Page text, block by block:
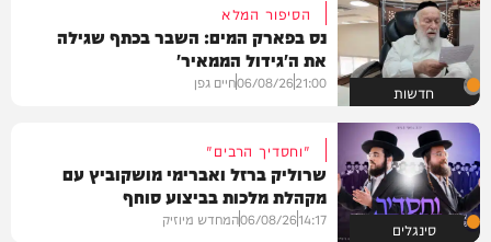
חדשות
הסיפור המלא
נס בפארק המים: השבר בכתף שגילה
את ה'גידול הממאיר'
21:00
06/08/26חיים גפן
סינגלים
"וחסדיך הרבים"
שרוליק ברזל ואברימי מושקוביץ עם
מקהלת מלכות בביצוע סוחף
14:17
06/08/26המחדש מיוזיק